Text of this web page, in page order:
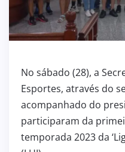
No sábado (28), a
Esportes, através do
acompanhado do
participaram da
temporada 2023 da